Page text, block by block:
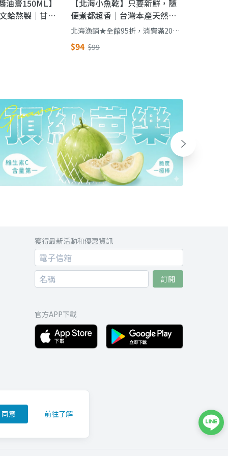
油膏150ML】
蛤熬製｜甘鮮
【北海小魚乾】只要新鮮，隨
便煮都超香｜台灣本產天然烘
乾小魚乾
北海漁鋪★全館95折，消費滿2000
贈薄鹽鯖魚/滿2500贈金目鱸魚
$94 $99
獲得最新活動和優惠資訊
訂閱
官方APP下載
同意 前往了解